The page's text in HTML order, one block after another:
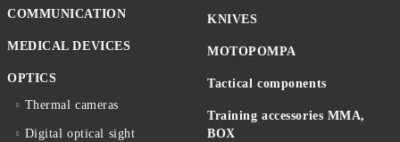
COMMUNICATION
MEDICAL DEVICES
OPTICS
Thermal cameras
Digital optical sight
KNIVES
MOTOPOMPA
Tactical components
Training accessories MMA,
BOX